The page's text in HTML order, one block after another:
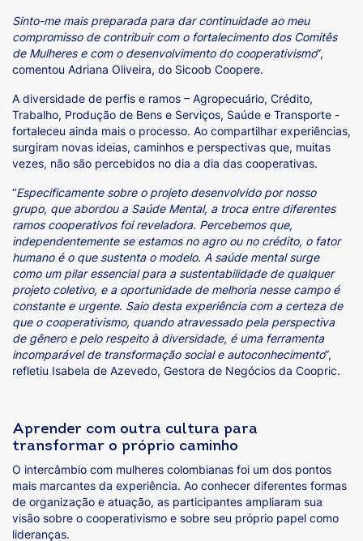
Sinto-me mais preparada para dar continuidade ao meu
compromisso de contribuir com o fortalecimento dos Comitês
de Mulheres e com o desenvolvimento do cooperativismo”,
comentou Adriana Oliveira, do Sicoob Coopere.
A diversidade de perfis e ramos – Agropecuário, Crédito,
Trabalho, Produção de Bens e Serviços, Saúde e Transporte -
fortaleceu ainda mais o processo. Ao compartilhar experiências,
surgiram novas ideias, caminhos e perspectivas que, muitas
vezes, não são percebidos no dia a dia das cooperativas.
​“Especificamente sobre o projeto desenvolvido por nosso
grupo, que abordou a Saúde Mental, a troca entre diferentes
ramos cooperativos foi reveladora. Percebemos que,
independentemente se estamos no agro ou no crédito, o fator
humano é o que sustenta o modelo. A saúde mental surge
como um pilar essencial para a sustentabilidade de qualquer
projeto coletivo, e a oportunidade de melhoria nesse campo é
constante e urgente. ​Saio desta experiência com a certeza de
que o cooperativismo, quando atravessado pela perspectiva
de gênero e pelo respeito à diversidade, é uma ferramenta
incomparável de transformação social e autoconhecimento”,
refletiu Isabela de Azevedo, Gestora de Negócios da Coopric.
Aprender com outra cultura para
transformar o próprio caminho
O intercâmbio com mulheres colombianas foi um dos pontos
mais marcantes da experiência. Ao conhecer diferentes formas
de organização e atuação, as participantes ampliaram sua
visão sobre o cooperativismo e sobre seu próprio papel como
lideranças.